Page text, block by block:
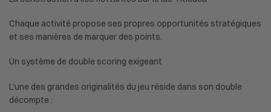
Chaque activité propose ses propres opportunités stratégiques
et ses manières de marquer des points.
Un système de double scoring exigeant
L’une des grandes originalités du jeu réside dans son double
décompte :